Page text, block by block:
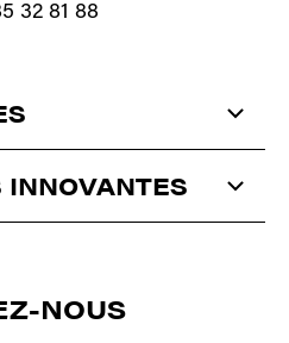
32 81 88
INNOVANTES
SÉCHAGE
NOUS